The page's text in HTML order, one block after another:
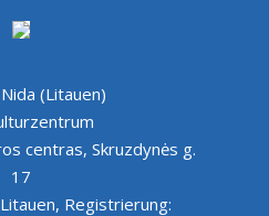
(Litauen)
centras, Skruzdynės g.
17
Registrierung: